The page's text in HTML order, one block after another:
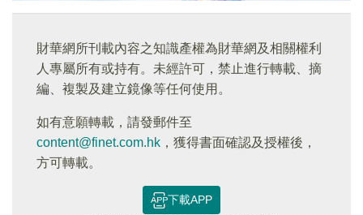
財華網所刊載內容之知識產權為財華網及相關權利
人專屬所有或持有。未經許可，禁止進行轉載、摘
編、複製及建立鏡像等任何使用。
如有意願轉載，請發郵件至
content@finet.com.hk ，獲得書面確認及授權後，
方可轉載。
下載APP